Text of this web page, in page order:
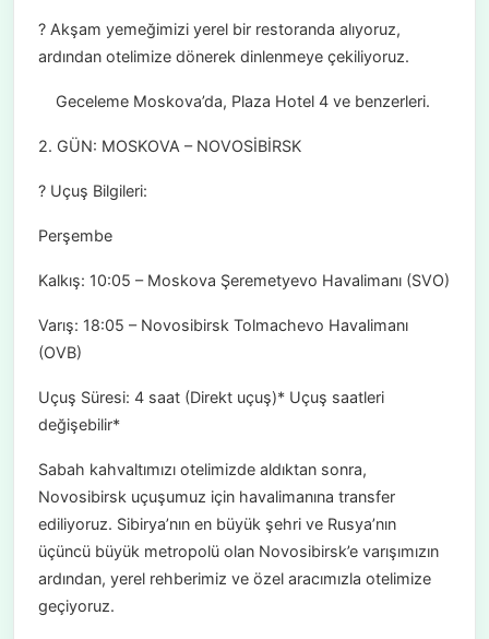
? Akşam yemeğimizi yerel bir restoranda alıyoruz,
ardından otelimize dönerek dinlenmeye çekiliyoruz.
Geceleme Moskova’da, Plaza Hotel 4 ve benzerleri.
2. GÜN: MOSKOVA – NOVOSİBİRSK
? Uçuş Bilgileri:
Perşembe
Kalkış: 10:05 – Moskova Şeremetyevo Havalimanı (SVO)
Varış: 18:05 – Novosibirsk Tolmachevo Havalimanı
(OVB)
Uçuş Süresi: 4 saat (Direkt uçuş)* Uçuş saatleri
değişebilir*
Sabah kahvaltımızı otelimizde aldıktan sonra,
Novosibirsk uçuşumuz için havalimanına transfer
ediliyoruz. Sibirya’nın en büyük şehri ve Rusya’nın
üçüncü büyük metropolü olan Novosibirsk’e varışımızın
ardından, yerel rehberimiz ve özel aracımızla otelimize
geçiyoruz.